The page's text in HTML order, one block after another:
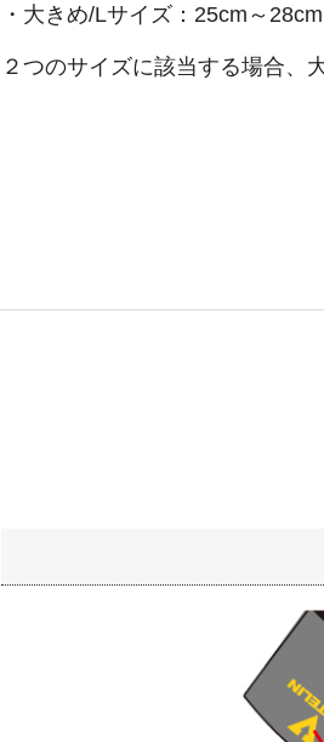
・大きめ/Lサイズ：25cm～28cm
２つのサイズに該当する場合、